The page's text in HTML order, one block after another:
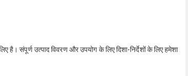
है। संपूर्ण उत्पाद विवरण और उपयोग के लिए दिशा-निर्देशों के लिए हमेशा